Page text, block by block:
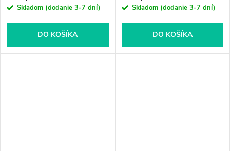
Skladom (dodanie 3-7 dní)
DO KOŠÍKA
Skladom (dodanie 3-7 dní)
DO KOŠÍKA